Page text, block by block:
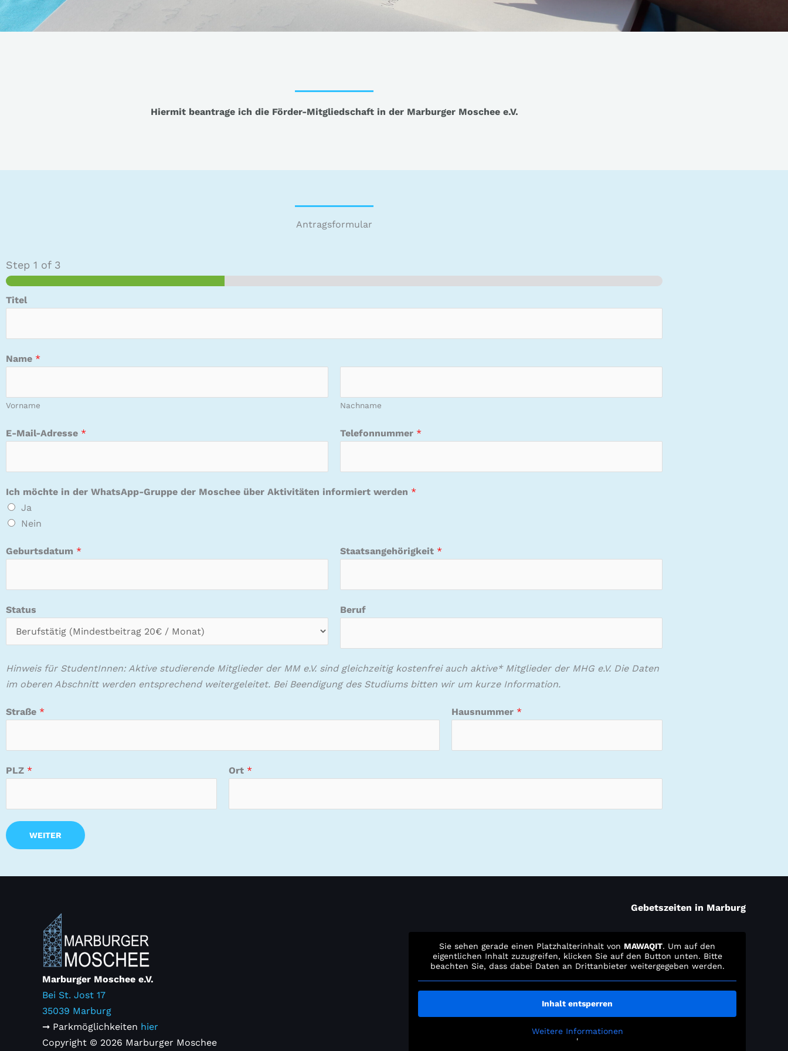
Hiermit beantrage ich die Förder-Mitgliedschaft in der Marburger Moschee e.V.
Antragsformular
Step 1 of 3
Titel
Name *
Vorname Nachname
*
H
u
s
n
u
m
e
e
n
E-Mail-Adresse * Telefonnummer *
Ich möchte in der WhatsApp-Gruppe der Moschee über Aktivitäten informiert werden *
Ja
Nein
Geburtsdatum * Staatsangehörigkeit *
Status Beruf
Hinweis für StudentInnen: Aktive studierende Mitglieder der MM e.V. sind gleichzeitig kostenfrei auch aktive* Mitglieder der MHG e.V. Die Daten
im oberen Abschnitt werden entsprechend weitergeleitet. Bei Beendigung des Studiums bitten wir um kurze Information.
Straße * Hausnummer *
PLZ * Ort *
WEITER
Marburger Moschee e.V.
Bei St. Jost 17
35039 Marburg
➞ Parkmöglichkeiten hier
Copyright © 2026 Marburger Moschee
Gebetszeiten in Marburg
Sie sehen gerade einen Platzhalterinhalt von MAWAQIT. Um auf den
eigentlichen Inhalt zuzugreifen, klicken Sie auf den Button unten. Bitte
beachten Sie, dass dabei Daten an Drittanbieter weitergegeben werden.
Inhalt entsperren
Weitere Informationen
'